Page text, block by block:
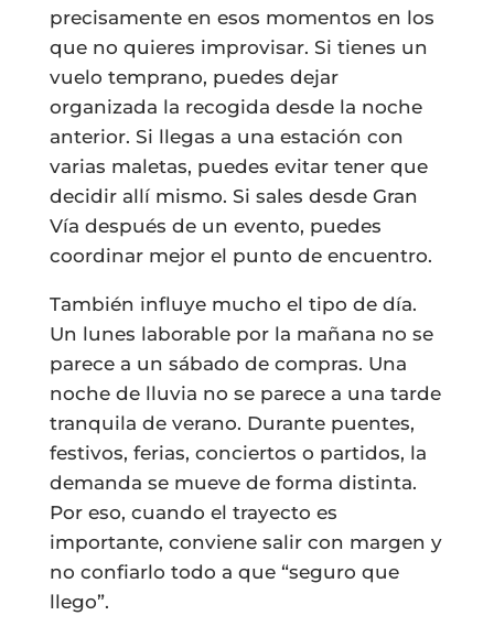
precisamente en esos momentos en los
que no quieres improvisar. Si tienes un
vuelo temprano, puedes dejar
organizada la recogida desde la noche
anterior. Si llegas a una estación con
varias maletas, puedes evitar tener que
decidir allí mismo. Si sales desde Gran
Vía después de un evento, puedes
coordinar mejor el punto de encuentro.
También influye mucho el tipo de día.
Un lunes laborable por la mañana no se
parece a un sábado de compras. Una
noche de lluvia no se parece a una tarde
tranquila de verano. Durante puentes,
festivos, ferias, conciertos o partidos, la
demanda se mueve de forma distinta.
Por eso, cuando el trayecto es
importante, conviene salir con margen y
no confiarlo todo a que “seguro que
llego”.